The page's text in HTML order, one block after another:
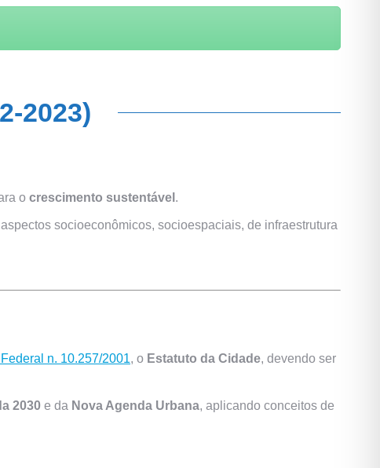
2023)
o crescimento sustentável .
socioeconômicos, socioespaciais, de infraestrutura
n. 10.257/2001, o Estatuto da Cidade, devendo ser
2030 e da Nova Agenda Urbana, aplicando conceitos de